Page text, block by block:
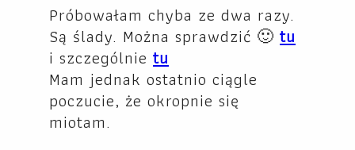
Próbowałam chyba ze dwa razy.
Są ślady. Można sprawdzić 🙂tu
i szczególnietu
Mam jednak ostatnio ciągle
poczucie, że okropnie się
miotam.